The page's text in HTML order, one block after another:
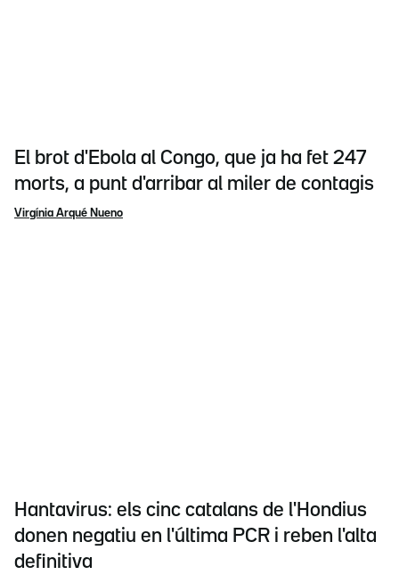
El brot d'Ebola al Congo, que ja ha fet 247
morts, a punt d'arribar al miler de contagis
Virgínia Arqué Nueno
Hantavirus: els cinc catalans de l'Hondius
donen negatiu en l'última PCR i reben l'alta
definitiva